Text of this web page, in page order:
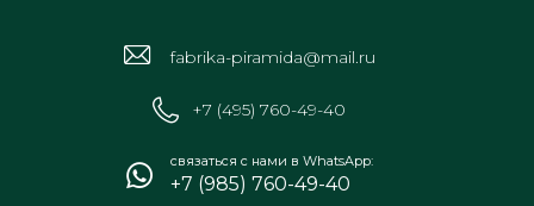
fabrika-piramida@mail.ru
+7 (495) 760-49-40
связаться с нами в WhatsApp:
+7 (985) 760-49-40